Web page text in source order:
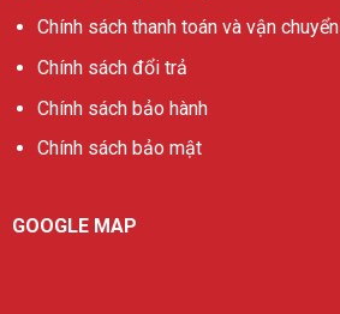
Chính sách thanh toán và vận chuyển
Chính sách đổi trả
Chính sách bảo hành
Chính sách bảo mật
GOOGLE MAP